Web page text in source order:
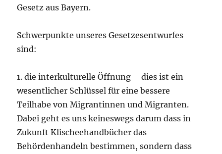
Gesetz aus Bayern.
Schwerpunkte unseres Gesetzesentwurfes
sind:
1. die interkulturelle Öffnung – dies ist ein
wesentlicher Schlüssel für eine bessere
Teilhabe von Migrantinnen und Migranten.
Dabei geht es uns keineswegs darum dass in
Zukunft Klischeehandbücher das
Behördenhandeln bestimmen, sondern dass